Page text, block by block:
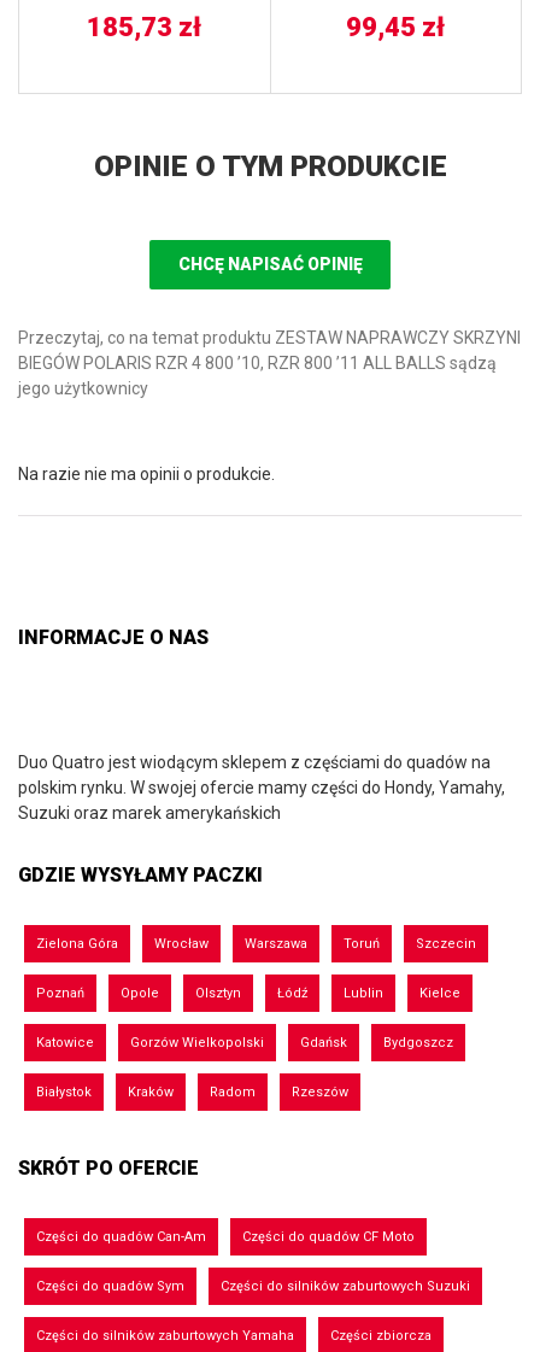
185,73 zł 99,45 zł
OPINIE O TYM PRODUKCIE
CHCĘ NAPISAĆ OPINIĘ
Przeczytaj, co na temat produktu ZESTAW NAPRAWCZY SKRZYNI
BIEGÓW POLARIS RZR 4 800 ’10, RZR 800 ’11 ALL BALLS sądzą
jego użytkownicy
Na razie nie ma opinii o produkcie.
INFORMACJE O NAS
Duo Quatro jest wiodącym sklepem z częściami do quadów na
polskim rynku. W swojej ofercie mamy części do Hondy, Yamahy,
Suzuki oraz marek amerykańskich
GDZIE WYSYŁAMY PACZKI
Zielona Góra Wrocław Warszawa Toruń Szczecin
Poznań Opole Olsztyn Łódź Lublin Kielce
Katowice Gorzów Wielkopolski Gdańsk Bydgoszcz
Białystok Kraków Radom Rzeszów
SKRÓT PO OFERCIE
Części do quadów Can-Am Części do quadów CF Moto
Części do quadów Sym Części do silników zaburtowych Suzuki
Części do silników zaburtowych Yamaha Części zbiorcza